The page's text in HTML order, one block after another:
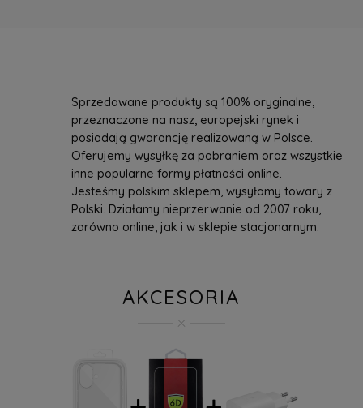
Sprzedawane produkty są 100% oryginalne,
przeznaczone na nasz, europejski rynek i
posiadają gwarancję realizowaną w Polsce.
Oferujemy wysyłkę za pobraniem oraz wszystkie
inne popularne formy płatności online.
Jesteśmy polskim sklepem, wysyłamy towary z
Polski. Działamy nieprzerwanie od 2007 roku,
zarówno online, jak i w sklepie stacjonarnym.
AKCESORIA